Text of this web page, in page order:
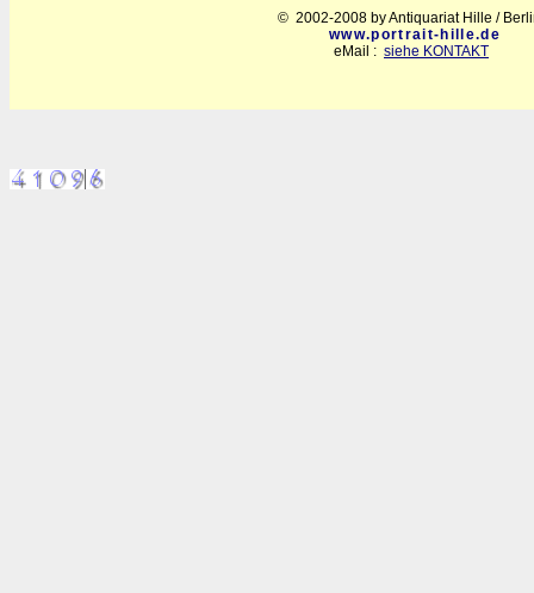
© 2002-2008 by Antiquariat Hille /
www.portrait-hille.de
eMail : siehe KONTAKT